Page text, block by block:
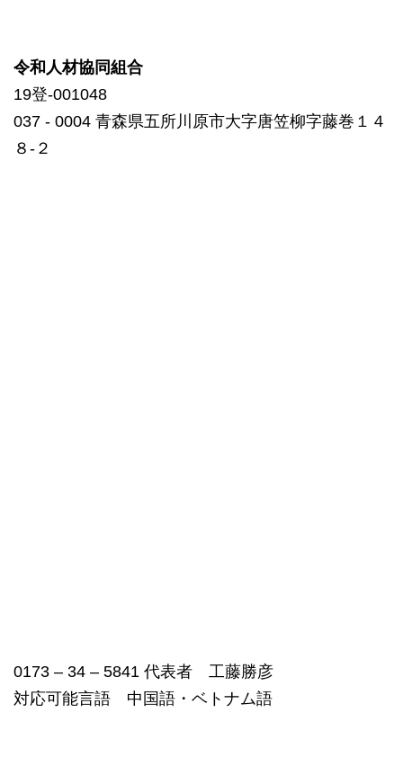
令和人材協同組合
19登-001048
037 ‐ 0004 青森県五所川原市大字唐笠柳字藤巻１４
８-２
0173 – 34 – 5841 代表者 工藤勝彦
対応可能言語 中国語・ベトナム語